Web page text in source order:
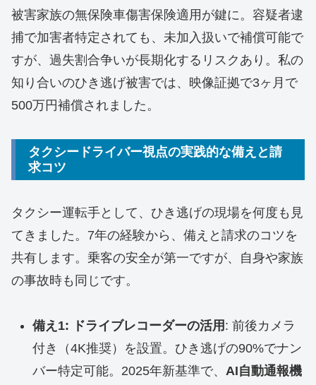
被害家族の無保険車傷害保険適用が鍵に。容疑者逮
捕で加害者特定されても、未加入扱いで補償可能で
すが、過失割合争いが長期化するリスクあり。私の
知り合いのひき逃げ被害では、映像証拠で3ヶ月で
500万円補償されました。
タクシードライバー視点の実践的な備えと請
求コツ
タクシー運転手として、ひき逃げの現場を何度も見
てきました。7年の経験から、備えと請求のコツを
共有します。乗客の安全が第一ですが、自身や家族
の事故時も同じです。
備え1: ドライブレコーダーの活用 : 前後カメラ
付き（4K推奨）を設置。ひき逃げの90%でナン
バー特定可能。2025年新基準で、 AI自動通報機